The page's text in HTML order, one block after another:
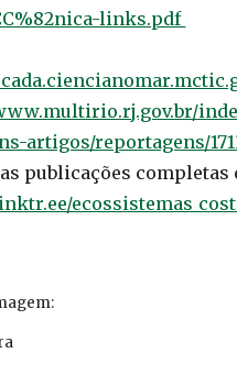
links.pdf
artigos/reportagens/
publicações completas